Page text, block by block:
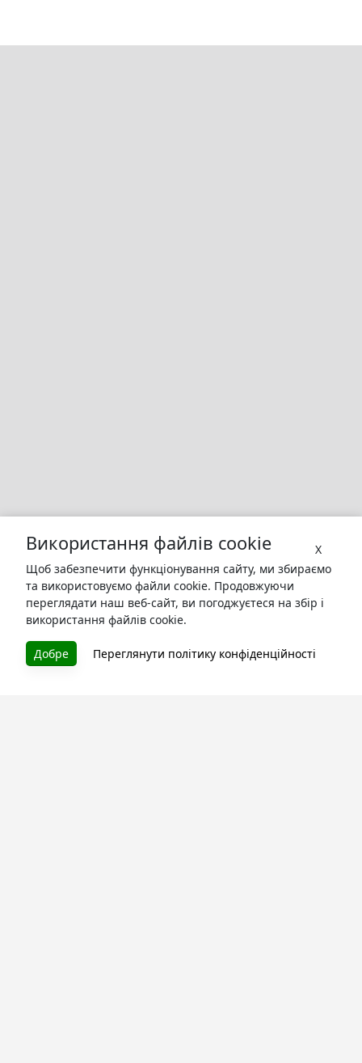
X
Використання файлів cookie
Щоб забезпечити функціонування сайту, ми збираємо
та використовуємо файли cookie. Продовжуючи
переглядати наш веб-сайт, ви погоджуєтеся на збір і
використання файлів cookie.
Добре Переглянути політику конфіденційності
БУКУРУК
Літературна платформа і бібліотека книг, які можна